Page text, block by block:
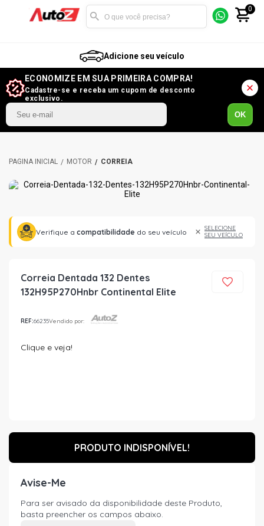
0
Adicione seu veículo
ECONOMIZE EM SUA PRIMEIRA COMPRA!
Cadastre-se e receba um cupom de desconto
exclusivo.
OK
MOTOR CORREIA
Verifique a compatibilidade do seu veículo
SELECIONE
SEU VEÍCULO
Correia Dentada 132 Dentes
132H95P270Hnbr Continental Elite
REF:66235Vendido por:
Clique e veja!
PRODUTO INDISPONÍVEL!
Avise-Me
Para ser avisado da disponibilidade deste Produto,
basta preencher os campos abaixo.